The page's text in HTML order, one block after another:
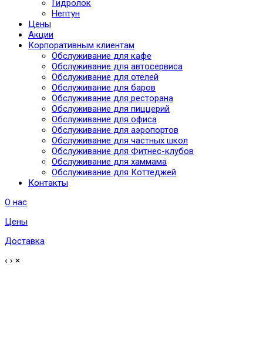
Гидролок
Нептун
Цены
Акции
Корпоративным клиентам
Обслуживание для кафе
Обслуживание для автосервиса
Обслуживание для отелей
Обслуживание для баров
Обслуживание для ресторана
Обслуживание для пиццерий
Обслуживание для офиса
Обслуживание для аэропортов
Обслуживание для частных школ
Обслуживание для Фитнес-клубов
Обслуживание для хаммама
Обслуживание для Коттеджей
Контакты
О нас
Цены
Доставка
‹ › ×